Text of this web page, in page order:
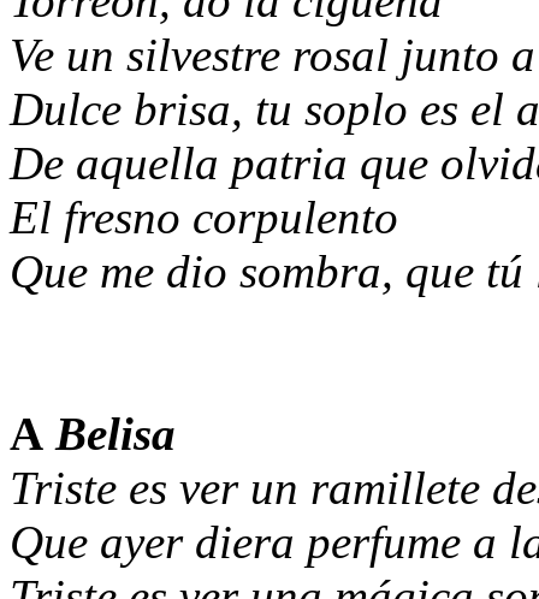
Ve un silvestre rosal junto
Dulce brisa, tu soplo es el
De aquella patria que
El fresno corpulento
Que me dio sombra, que
A Belisa
Triste es ver un ramillete
Que ayer diera perfume a